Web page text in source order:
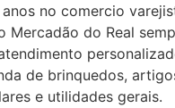
no comercio
Mercadão do Real
de brinquedos,
e utilidades gerais.